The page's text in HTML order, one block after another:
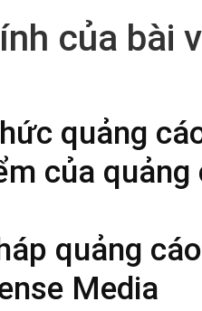
của bài
quảng
của
quảng
Media